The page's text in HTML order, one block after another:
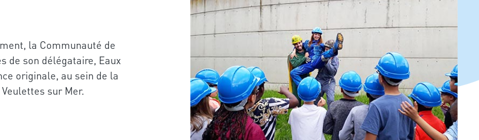
la Communauté de
de son délégataire, Eaux
originale, au sein de la
sur Mer.